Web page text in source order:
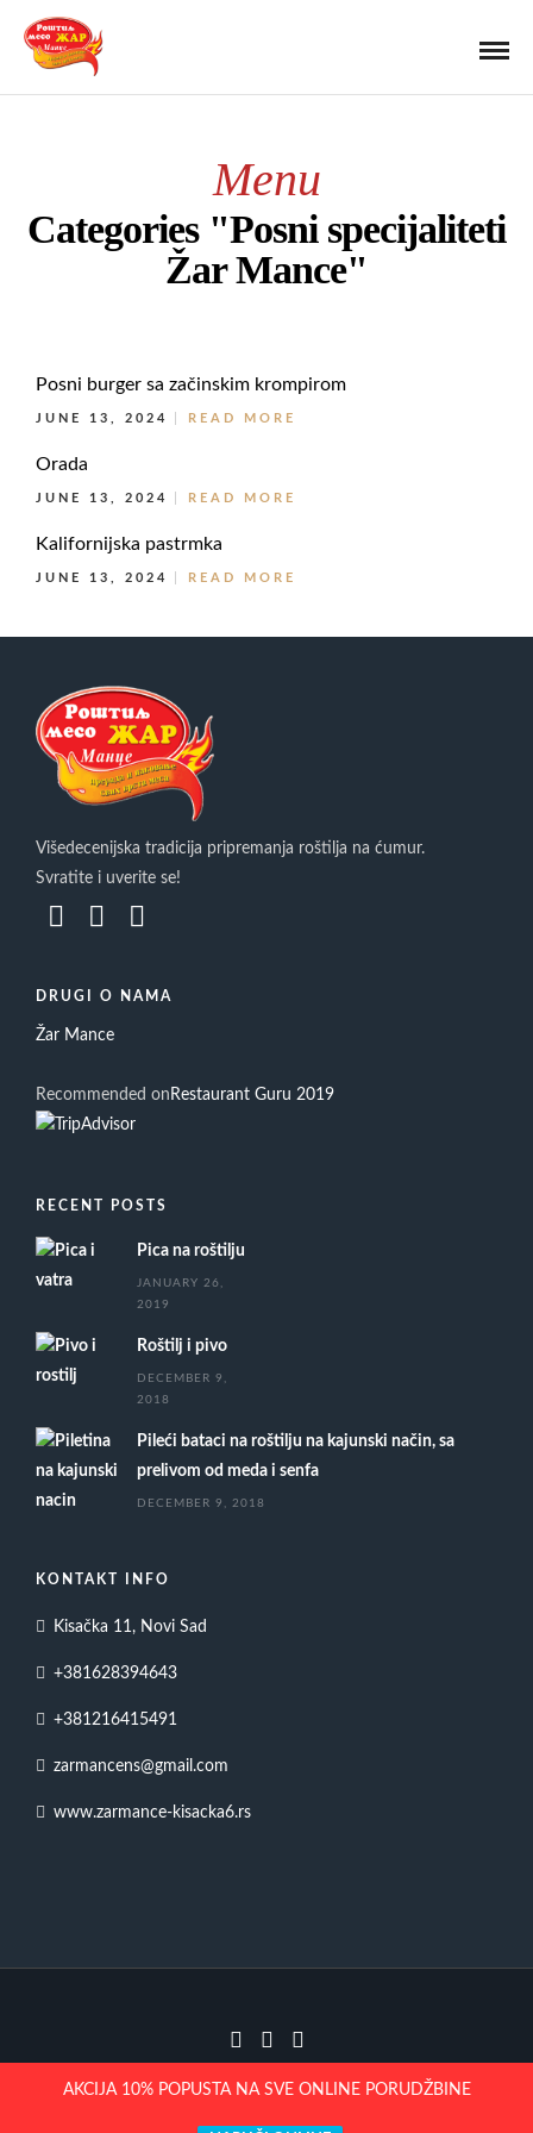
Menu
Categories "Posni specijaliteti
Žar Mance"
Posni burger sa začinskim krompirom
JUNE 13, 2024 READ MORE
Orada
JUNE 13, 2024 READ MORE
Kalifornijska pastrmka
JUNE 13, 2024 READ MORE
Višedecenijska tradicija pripremanja roštilja na ćumur.
Svratite i uverite se!
DRUGI O NAMA
Žar Mance
Recommended on Restaurant Guru 2019
RECENT POSTS
Pica na roštilju
JANUARY 26,
2019
Roštilj i pivo
DECEMBER 9,
2018
Pileći bataci na roštilju na kajunski način, sa
prelivom od meda i senfa
DECEMBER 9, 2018
KONTAKT INFO
Kisačka 11, Novi Sad
+381628394643
+381216415491
zarmancens@gmail.com
www.zarmance-kisacka6.rs
2023 | Žar Mance – Kisačka 11
AKCIJA 10% POPUSTA NA SVE ONLINE PORUDŽBINE